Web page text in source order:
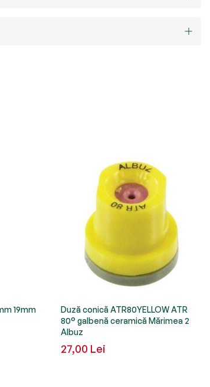
19mm
Duză conică ATR80YELLOW ATR
80° galbenă ceramică Mărimea 2
Albuz
27,00 Lei